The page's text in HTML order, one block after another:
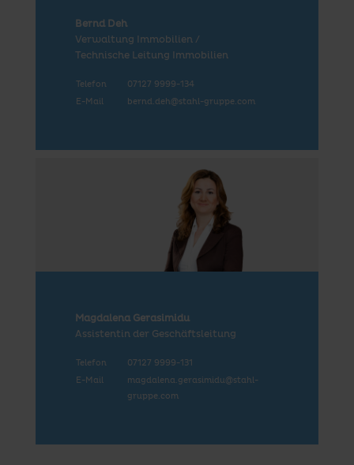
Bernd Deh
Verwaltung Immobilien /
Technische Leitung Immobilien
Telefon 07127 9999-134
E-Mail bernd.deh@stahl-gruppe.com
Magdalena Gerasimidu
Assistentin der Geschäftsleitung
Telefon 07127 9999-131
E-Mail
magdalena.gerasimidu@stahl-
gruppe.com